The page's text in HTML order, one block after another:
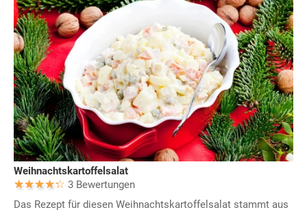
Weihnachtskartoffelsalat
3 Bewertungen
Das Rezept für diesen Weihnachtskartoffelsalat stammt aus